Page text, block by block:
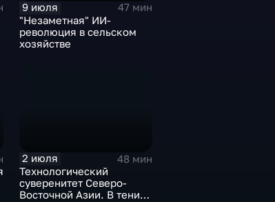
9 июля
47 мин
"Незаметная" ИИ-
революция в сельском
хозяйстве
2 июля
48 мин
Технологический
суверенитет Северо-
Восточной Азии. В тени